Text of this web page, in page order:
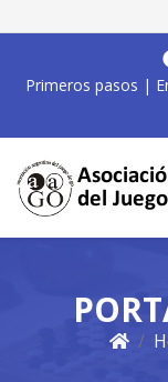
Primeros pasos |